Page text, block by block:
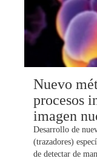
Nuevo
procesos
imagen
Desarrollo de
(trazadores)
de detectar de